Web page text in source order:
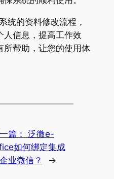
统的资料修改流程，
人信息，提高工作效
所帮助，让您的使用体
篇： 泛微e-
如何绑定集成
业微信？
→